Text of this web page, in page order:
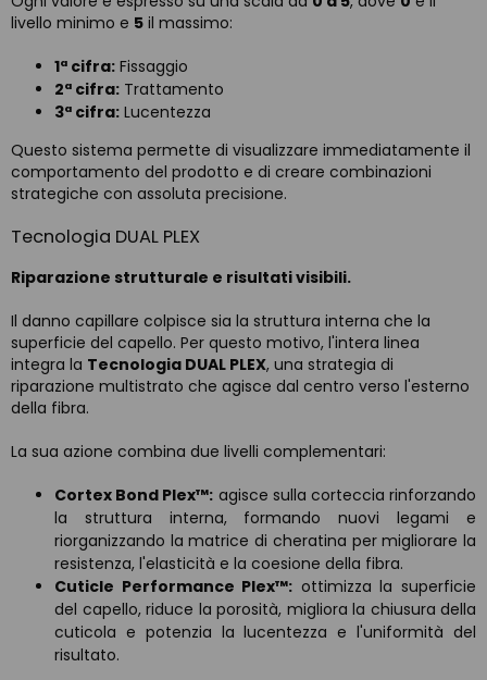
livello minimo e 5 il massimo:
1ª cifra: Fissaggio
2ª cifra: Trattamento
3ª cifra: Lucentezza
Questo sistema permette di visualizzare immediatamente il
comportamento del prodotto e di creare combinazioni
strategiche con assoluta precisione.
Tecnologia DUAL PLEX
Riparazione strutturale e risultati visibili.
Il danno capillare colpisce sia la struttura interna che la
superficie del capello. Per questo motivo, l'intera linea
integra la Tecnologia DUAL PLEX, una strategia di
riparazione multistrato che agisce dal centro verso l'esterno
della fibra.
La sua azione combina due livelli complementari:
Cortex Bond Plex™: agisce sulla corteccia rinforzando
la struttura interna, formando nuovi legami e
riorganizzando la matrice di cheratina per migliorare la
resistenza, l'elasticità e la coesione della fibra.
Cuticle Performance Plex™: ottimizza la superficie
del capello, riduce la porosità, migliora la chiusura della
cuticola e potenzia la lucentezza e l'uniformità del
risultato.